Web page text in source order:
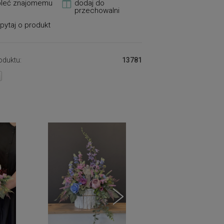
dlatego też przez długi
prezentują się na nagrobkach
znajomemu
dodaj do
przechowalni
o produkt
13781